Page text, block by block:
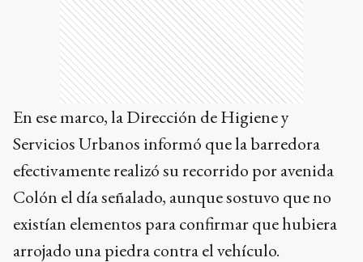
En ese marco, la Dirección de Higiene y
Servicios Urbanos informó que la barredora
efectivamente realizó su recorrido por avenida
Colón el día señalado, aunque sostuvo que no
existían elementos para confirmar que hubiera
arrojado una piedra contra el vehículo.